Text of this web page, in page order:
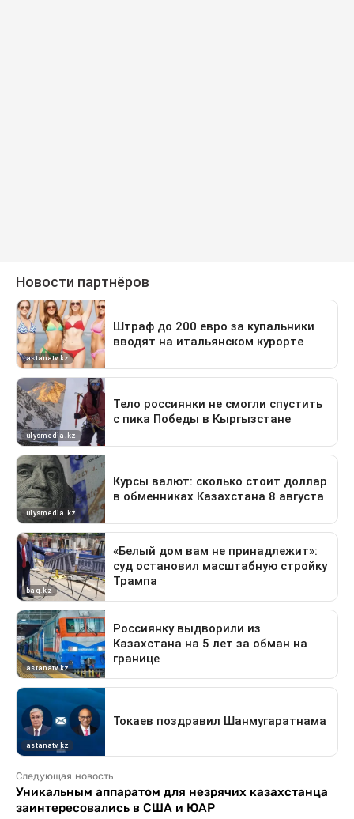
Следующая новость
Уникальным аппаратом для незрячих казахстанца
заинтересовались в США и ЮАР